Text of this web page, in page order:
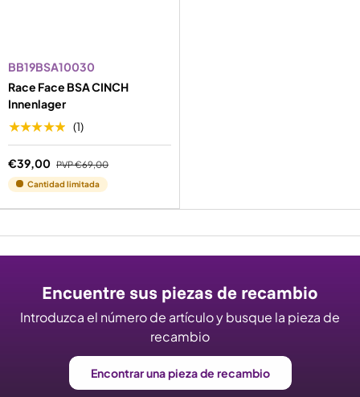
BB19BSA10030
Race Face BSA CINCH
Innenlager
★★★★★ (1)
€39,00 PVP€69,00
Cantidad limitada
Encuentre sus piezas de recambio
Introduzca el número de artículo y busque la pieza de
recambio
Encontrar una pieza de recambio